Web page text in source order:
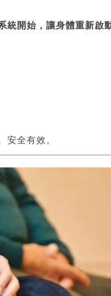
統開始，讓身體重新啟
安全有效。